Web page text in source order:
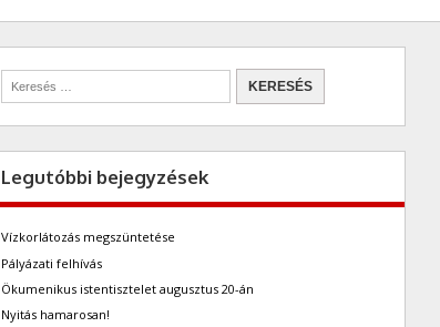
Legutóbbi bejegyzések
Vízkorlátozás megszüntetése
Pályázati felhívás
Ökumenikus istentisztelet augusztus 20-án
Nyitás hamarosan!